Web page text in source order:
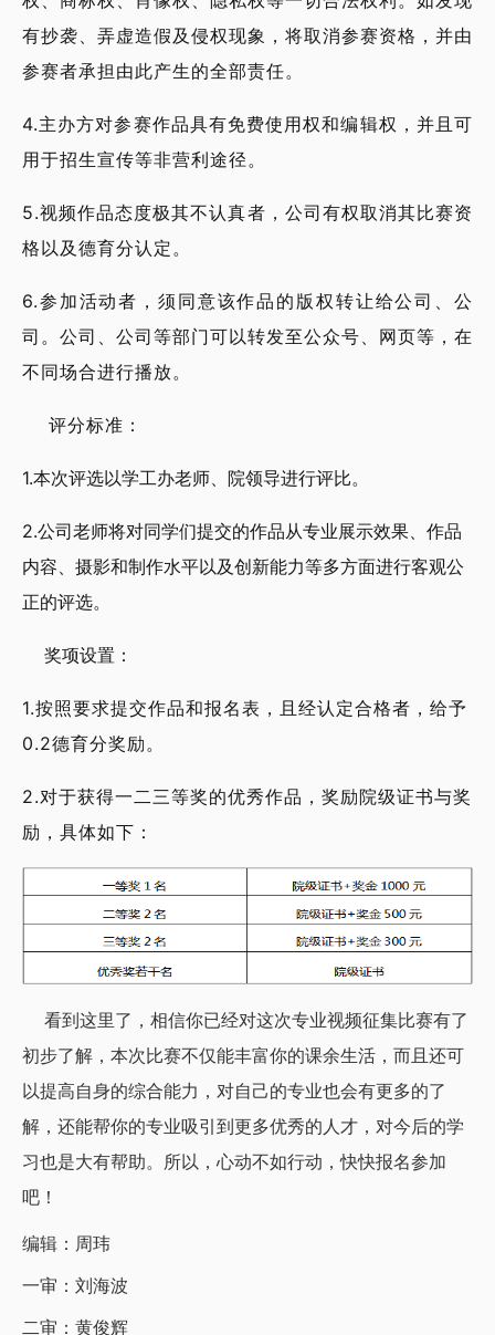
有抄袭、弄虚造假及侵权现象，将取消参赛资格，并由
参赛者承担由此产生的全部责任。
4.主办方对参赛作品具有免费使用权和编辑权，并且可
用于招生宣传等非营利途径。
5.视频作品态度极其不认真者，公司有权取消其比赛资
格以及德育分认定。
6.参加活动者，须同意该作品的版权转让给公司、公
司。公司、公司等部门可以转发至公众号、网页等，在
不同场合进行播放。
评分标准：
1.本次评选以学工办老师、院领导进行评比。
2.公司老师将对同学们提交的作品从专业展示效果、作品
内容、摄影和制作水平以及创新能力等多方面进行客观公
正的评选。
奖项设置：
1.按照要求提交作品和报名表，且经认定合格者，给予
0.2德育分奖励。
2.对于获得一二三等奖的优秀作品，奖励院级证书与奖
励，具体如下：
看到这里了，相信你已经对这次专业视频征集比赛有了
初步了解，本次比赛不仅能丰富你的课余生活，而且还可
以提高自身的综合能力，对自己的专业也会有更多的了
解，还能帮你的专业吸引到更多优秀的人才，对今后的学
习也是大有帮助。所以，心动不如行动，快快报名参加
吧！
编辑：周玮
一审：刘海波
二审：黄俊辉